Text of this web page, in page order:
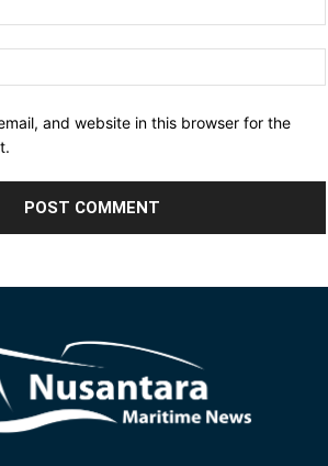
and website in this browser for the